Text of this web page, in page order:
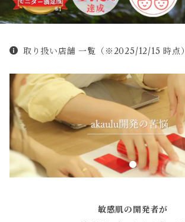
取り扱い店舗 一覧（※2025/12/15 時点）
敏感肌の開発者が